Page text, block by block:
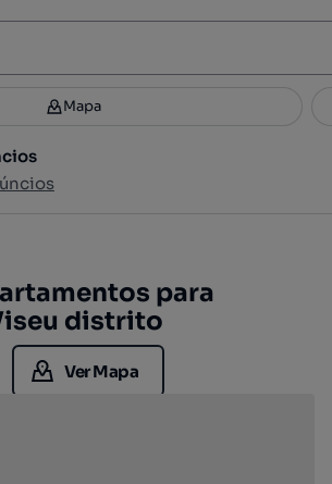
Filtros 1
Mapa
para
distrito
Ver Mapa